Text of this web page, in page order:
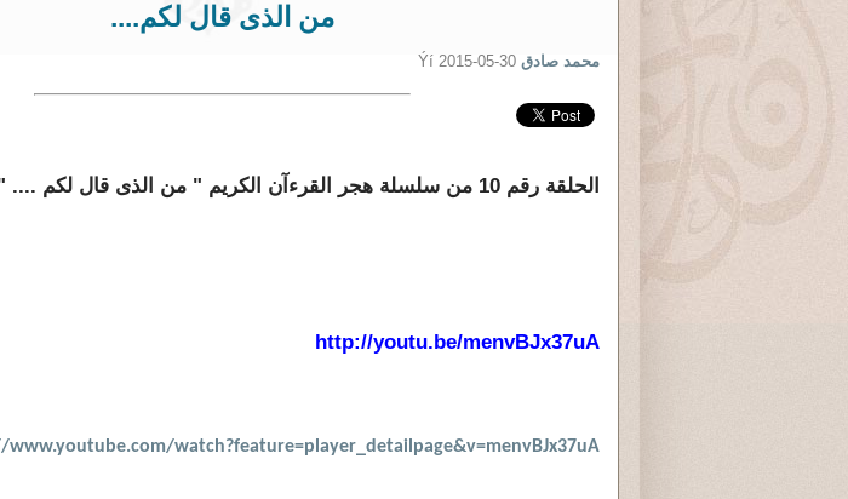
من الذى قال لكم....
محمد صادق Ýí 2015-05-30
الحلقة رقم 10 من سلسلة هجر القرءآن الكريم " من الذى قال لكم .... "
http://youtu.be/menvBJx37uA
www.youtube.com/watch?feature=player_detailpage&v=menvBJx37uA